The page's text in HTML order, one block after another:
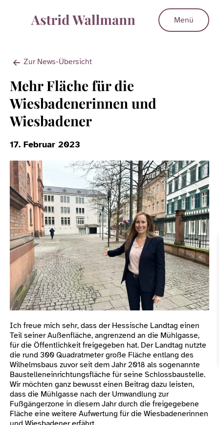
Menü
Zur News-Übersicht
Mehr Fläche für die
Wiesbadenerinnen und
Wiesbadener
17. Februar 2023
Ich freue mich sehr, dass der Hessische Landtag einen
Teil seiner Außenfläche, angrenzend an die Mühlgasse,
für die Öffentlichkeit freigegeben hat. Der Landtag nutzte
die rund 300 Quadratmeter große Fläche entlang des
Wilhelmsbaus zuvor seit dem Jahr 2018 als sogenannte
Baustelleneinrichtungsfläche für seine Schlossbaustelle.
Wir möchten ganz bewusst einen Beitrag dazu leisten,
dass die Mühlgasse nach der Umwandlung zur
Fußgängerzone in diesem Jahr durch die freigegebene
Fläche eine weitere Aufwertung für die Wiesbadenerinnen